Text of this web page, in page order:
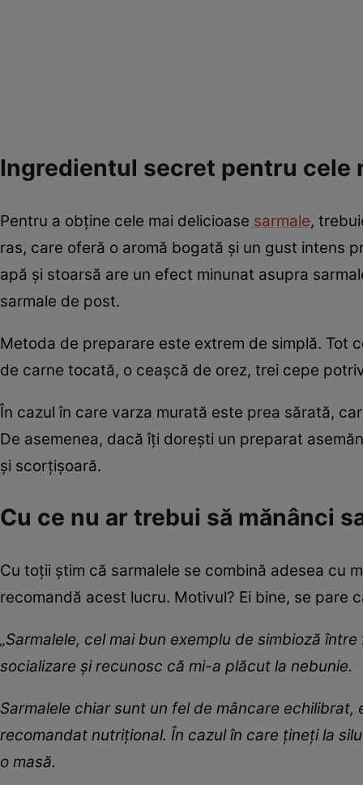
Ingredientul secret pentru cele
Pentru a obține cele mai delicioase sarmale,
ras, care oferă o aromă bogată și un gust intens
apă și stoarsă are un efect minunat asupra
sarmale de post.
Metoda de preparare este extrem de simplă. Tot
de carne tocată, o ceașcă de orez, trei cepe
În cazul în care varza murată este prea sărată,
De asemenea, dacă îți dorești un preparat
și scorțișoară.
Cu ce nu ar trebui să mănânci
Cu toții știm că sarmalele se combină adesea cu
recomandă acest lucru. Motivul? Ei bine, se pare
„Sarmalele, cel mai bun exemplu de simbioză
socializare și recunosc că mi-a plăcut la nebunie.
Sarmalele chiar sunt un fel de mâncare
recomandat nutrițional. În cazul în care țineți la
o masă.